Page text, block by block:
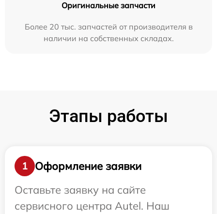
Оригинальные запчасти
Более 20 тыс. запчастей от производителя в
наличии на собственных складах.
Этапы работы
1
Оформление заявки
Оставьте заявку на сайте
сервисного центра Autel. Наш